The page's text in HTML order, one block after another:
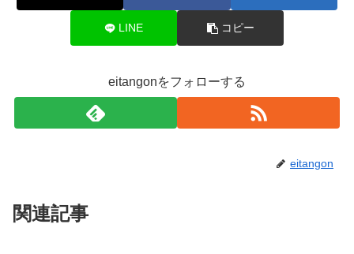
LINE コピー
eitangonをフォローする
eitangon
関連記事